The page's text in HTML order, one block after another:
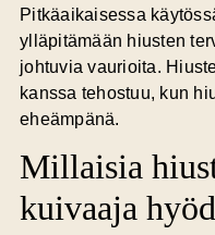
Pitkäaikaisessa
ylläpitämään hiusten
johtuvia vaurioita.
kanssa tehostuu, kun
eheämpänä.
Millaisia
kuivaaja